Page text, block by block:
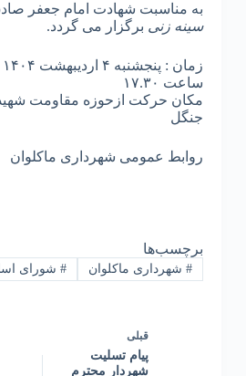
به مناسبت شهادت امام جعفر
سینه زنی برگزار می گردد.
زمان : پنجشنبه ۴ اردیبهشت ۱۴۰۴
ساعت ۱۷.۳۰
مکان حرکت ازحوزه مقاومت
جنگل
روابط عمومی شهرداری ماکلوان
برچسب‌ها
#شهرداری ماکلوان #شورای
قبلی
پیام تسلیت
شهردار محترم